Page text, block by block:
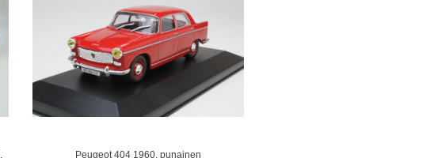
Peugeot 404 1960, punainen